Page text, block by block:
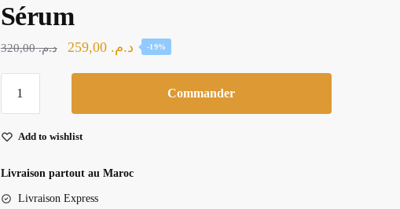
Sérum
د.م.320,00
Le
prix
était :
د.م. 259,00
Le
prix
est :
-19%
-
10%
+
Commander
Add to wishlist
Livraison partout au Maroc
Livraison Express